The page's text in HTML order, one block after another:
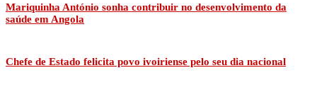
Mariquinha António sonha contribuir no desenvolvimento da
saúde em Angola
Chefe de Estado felicita povo ivoiriense pelo seu dia nacional